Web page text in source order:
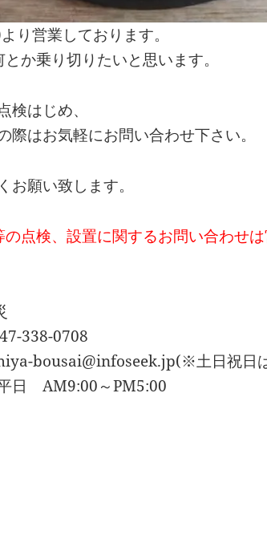
り営業しております。
か乗り切りたいと思います。
検はじめ、
際はお気軽にお問い合わせ下さい。
お願い致します。
の点検、設置に関するお問い合わせ
338-0708
bousai@infoseek.jp(※土日祝日
日 AM9:00～PM5:00